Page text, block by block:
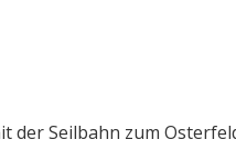
der Seilbahn zum